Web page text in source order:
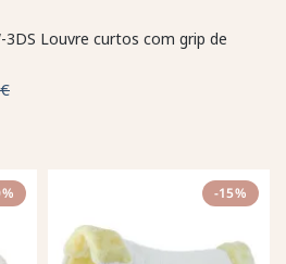
3DS Louvre curtos com grip de
-15%